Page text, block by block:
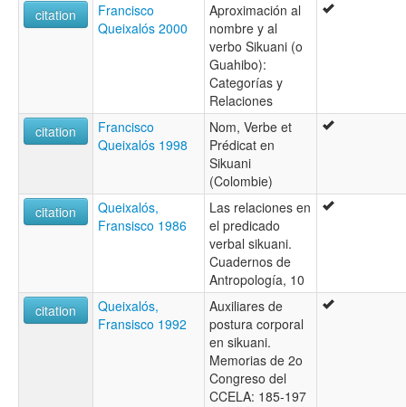
citation
Francisco
Queixalós 2000
Aproximación al
nombre y al
verbo Sikuani (o
Guahibo):
Categorías y
Relaciones
citation
Francisco
Queixalós 1998
Nom, Verbe et
Prédicat en
Sikuani
(Colombie)
citation
Queixalós,
Fransisco 1986
Las relaciones en
el predicado
verbal sikuani.
Cuadernos de
Antropología, 10
citation
Queixalós,
Fransisco 1992
Auxiliares de
postura corporal
en sikuani.
Memorias de 2o
Congreso del
CCELA: 185-197